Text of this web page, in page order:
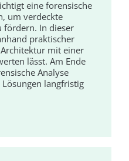
eine forensische
um verdeckte
fördern. In dieser
praktischer
mit einer
lässt. Am Ende
Analyse
langfristig